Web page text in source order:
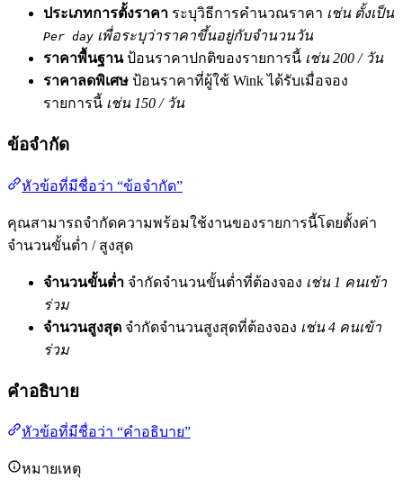
ประเภทการตั้งราคา ระบุวิธีการคำนวณราคา เช่น ตั้งเป็น
Per day เพื่อระบุว่าราคาขึ้นอยู่กับจำนวนวัน
ราคาพื้นฐานป้อนราคาปกติของรายการนี้ เช่น 200 / วัน
ราคาลดพิเศษ ป้อนราคาที่ผู้ใช้ Wink ได้รับเมื่อจอง
รายการนี้ เช่น 150 / วัน
ข้อจำกัด
หัวข้อที่มีชื่อว่า “ข้อจำกัด”
คุณสามารถจำกัดความพร้อมใช้งานของรายการนี้โดยตั้งค่า
จำนวนขั้นต่ำ / สูงสุด
จำนวนขั้นต่ำ จำกัดจำนวนขั้นต่ำที่ต้องจอง เช่น 1 คนเข้า
ร่วม
จำนวนสูงสุด จำกัดจำนวนสูงสุดที่ต้องจอง เช่น 4 คนเข้า
ร่วม
คำอธิบาย
หัวข้อที่มีชื่อว่า “คำอธิบาย”
หมายเหตุ